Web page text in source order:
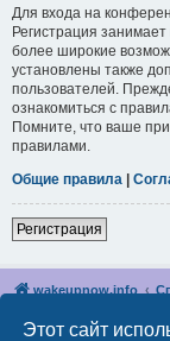
Этот сайт
Для входа на
Регистрация
более широкие
установлены также
пользователей.
ознакомиться с
Помните, что ваше
правилами.
Общие правила |
Регистрация
wakeupnow.info
Создано на